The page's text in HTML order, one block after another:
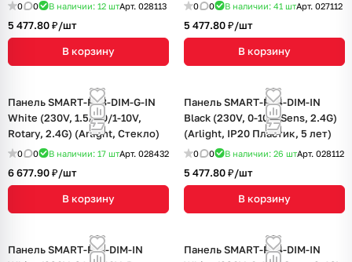
0 0 В наличии: 12 штАрт. 028113
5 477.80 ₽/шт
В корзину
0 0 В наличии: 41 штАрт. 027112
5 477.80 ₽/шт
В корзину
Панель SMART-P98-DIM-G-IN
White (230V, 1.5A, 0/1-10V,
Rotary, 2.4G) (Arlight, Стекло)
0 0 В наличии: 17 штАрт. 028432
6 677.90 ₽/шт
В корзину
Панель SMART-P34-DIM-IN
Black (230V, 0-10V, Sens, 2.4G)
(Arlight, IP20 Пластик, 5 лет)
0 0 В наличии: 26 штАрт. 028112
5 477.80 ₽/шт
В корзину
Панель SMART-P14-DIM-IN
Панель SMART-P34-DIM-IN